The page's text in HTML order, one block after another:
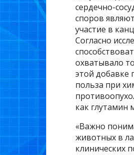
сердечно-
споров
участие в
Согласно
охватывало
этой добавке
польза при
как глутамин
«Важно
животных в
клинических